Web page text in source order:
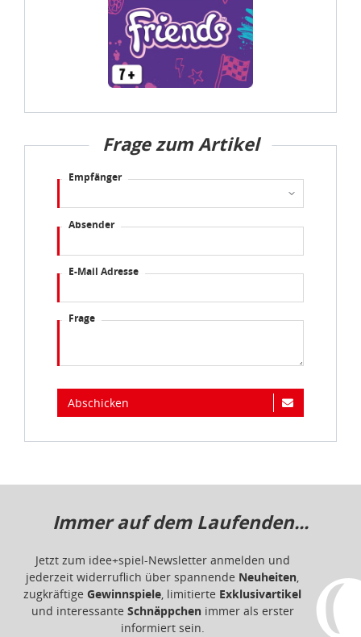
Frage zum Artikel
Empfänger
Absender
E-Mail Adresse
Frage
Abschicken
Immer auf dem Laufenden...
Jetzt zum idee+spiel-Newsletter anmelden und
jederzeit widerruflich über spannende Neuheiten,
zugkräftige Gewinnspiele, limitierte Exklusivartikel
und interessante Schnäppchenimmer als erster
informiert sein.